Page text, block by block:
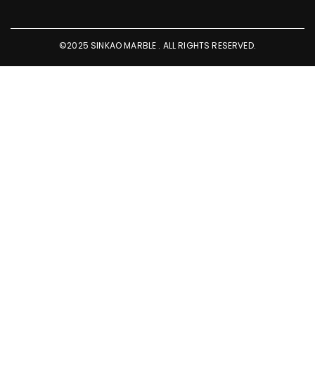
©2025 SINKAO MARBLE . ALL RIGHTS RESERVED.